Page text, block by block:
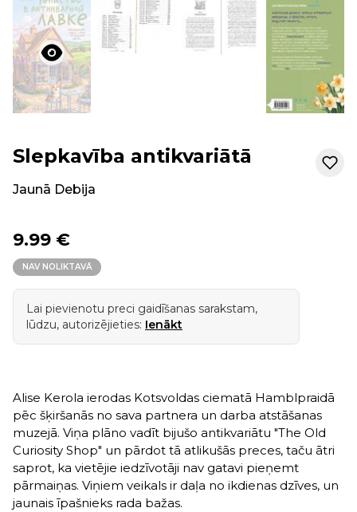
Slepkavība antikvariātā
Jaunā Debija
9.99 €
NAV NOLIKTAVĀ
Lai pievienotu preci gaidīšanas sarakstam,
lūdzu, autorizējieties: Ienākt
Alise Kerola ierodas Kotsvoldas ciematā Hamblpraidā
pēc šķiršanās no sava partnera un darba atstāšanas
muzejā. Viņa plāno vadīt bijušo antikvariātu "The Old
Curiosity Shop" un pārdot tā atlikušās preces, taču ātri
saprot, ka vietējie iedzīvotāji nav gatavi pieņemt
pārmaiņas. Viņiem veikals ir daļa no ikdienas dzīves, un
jaunais īpašnieks rada bažas.